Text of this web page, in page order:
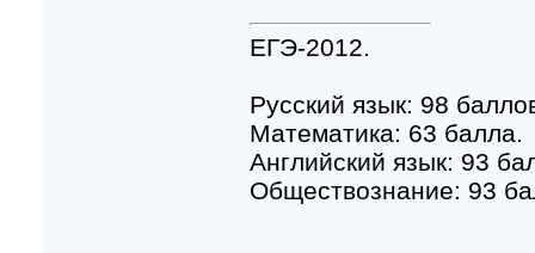
ЕГЭ-2012.
Русский язык: 98
Математика: 63 балла.
Английский язык: 93
Обществознание: 93